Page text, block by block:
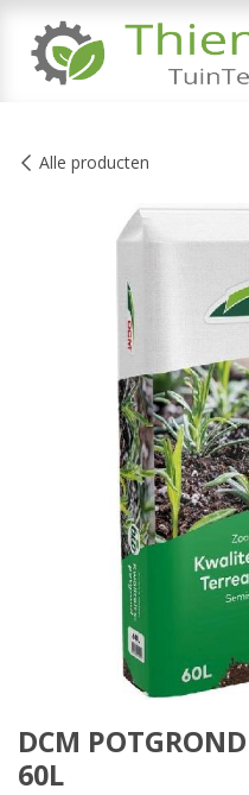
Alle producten
DCM
60L